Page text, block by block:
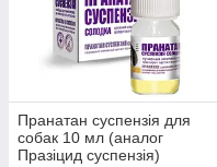
Пранатан суспензія для
собак 10 мл (аналог
Празіцид суспензія)